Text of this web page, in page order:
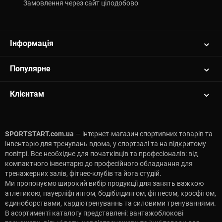
Замовлення через сайт цілодобово
Інформація
Популярне
Клієнтам
SPORTSTART.com.ua — інтернет-магазин спортивних товарів та
інвентарю для тренувань вдома, у спортзалі та на відкритому
повітрі. Все необхідне для початківців та професіоналів: від
компактного інвентарю до професійного обладнання для
тренажерних залів, фітнес-клубів та йога студій.
Ми пропонуємо широкий вибір продукції для занять важкою
атлетикою, пауерліфтингом, бодібілдингом, фітнесом, кросфітом,
єдиноборствами, кардіотренуваннь та силовими тренуваннями.
В асортименті каталогу представлені: вантажоблокові